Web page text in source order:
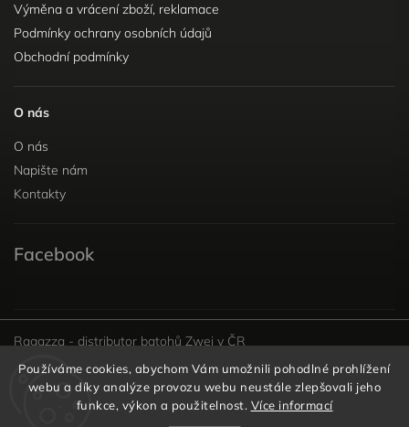
Používáme cookies, abychom Vám umožnili pohodlné prohlížení
webu a díky analýze provozu webu neustále zlepšovali jeho
funkce, výkon a použitelnost. Více informací
Výměna a vrácení zboží, reklamace
Podmínky ochrany osobních údajů
Obchodní podmínky
O nás
O nás
Napište nám
Kontakty
Facebook
Ragazza - distributor batohů Zwei v ČR